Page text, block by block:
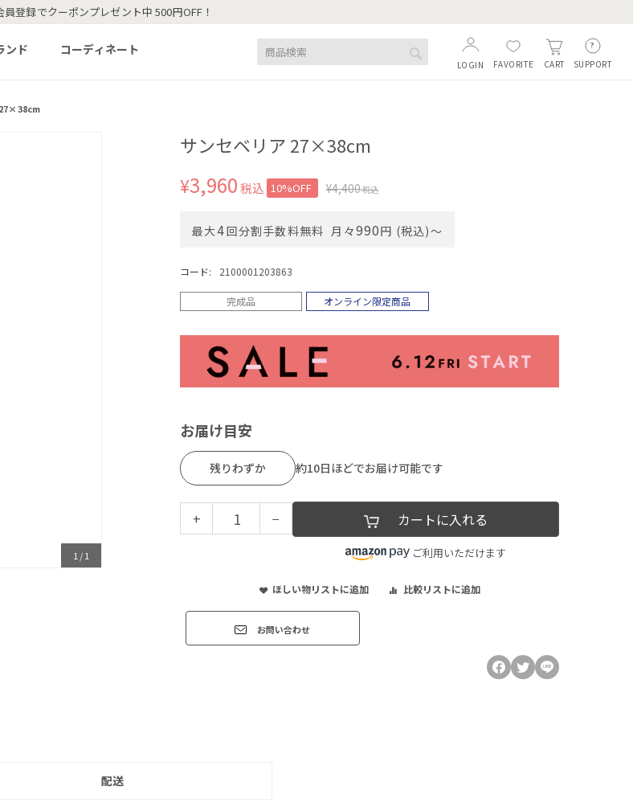
員登録でクーポンプレゼント中 500円OFF！
ンド コーディネート
SUPPORT
CART
FAVORITE
LOGIN
1 /1
サンセベリア 27×38cm
¥3,960税込 10%OFF ¥4,400税込
最大4回分割手数料無料 月々990円 (税込)〜
コード: 2100001203863
完成品 オンライン限定商品
お届け目安
残りわずか 約10日ほどでお届け可能です
+ − カートに入れる
ご利用いただけます
ほしい物リストに追加 比較リストに追加
お問い合わせ
配送